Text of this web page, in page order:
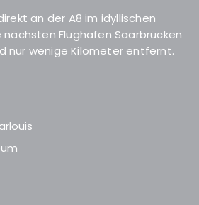
an der A8 im idyllischen
Flughäfen Saarbrücken
nur wenige Kilometer entfernt.